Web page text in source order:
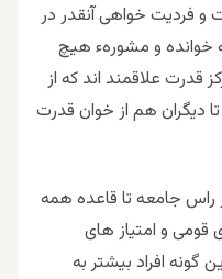
و فردیت خواهی آنقدر در
خوانده و مشورهء هیچ
قدرت علاقمند اند که از
دیگران هم از خوان قدرت
راس جامعه تا قاعده همه
قومی و امتیاز های
گونه افراد بیشتر به